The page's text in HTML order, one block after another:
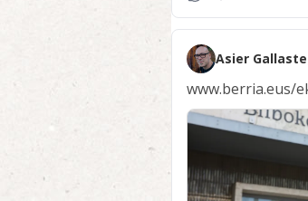
Asier
www.berria.eus/